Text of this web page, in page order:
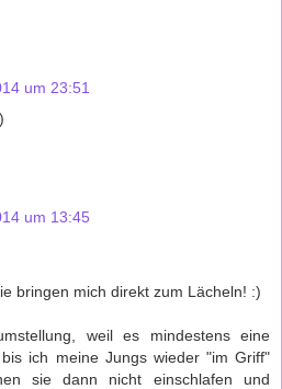
um 23:51
um 13:45
bringen mich direkt zum Lächeln! :)
weil es mindestens eine
ich meine Jungs wieder "im Griff"
sie dann nicht einschlafen und